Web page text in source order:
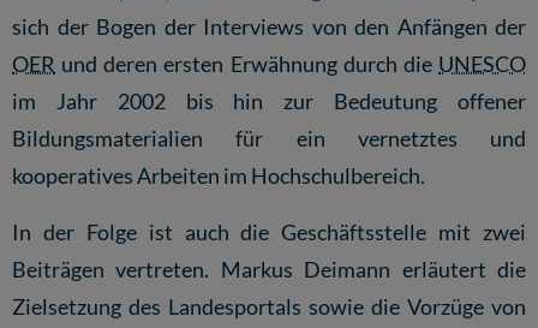
sich der Bogen der Interviews von den Anfängen der
OER und deren ersten Erwähnung durch die UNESCO
im Jahr 2002 bis hin zur Bedeutung offener
Bildungsmaterialien für ein vernetztes und
kooperatives Arbeiten im Hochschulbereich.
In der Folge ist auch die Geschäftsstelle mit zwei
Beiträgen vertreten. Markus Deimann erläutert die
Zielsetzung des Landesportals sowie die Vorzüge von